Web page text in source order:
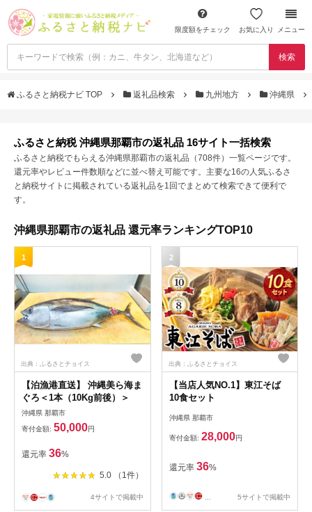
限度額をチェック お気に入り メニュー
検索
ふるさと納税ナビ TOP 返礼品検索 九州地方 沖縄県
ふるさと納税 沖縄県那覇市の返礼品 16サイト一括検索
ふるさと納税でもらえる沖縄県那覇市の返礼品（708件）一覧ページです。
還元率やレビュー件数順などに並べ替え可能です。主要な16の人気ふるさ
と納税サイトに掲載されている返礼品を1回でまとめて検索できて便利で
す。
沖縄県那覇市の返礼品 還元率ランキングTOP10
1
出典：ふるさとチョイス
【泊漁港直送】 沖縄美ら海ま
ぐろ＜1本（10Kg前後）＞
沖縄県 那覇市
寄付金額: 50,000円
還元率 36%
5.0 （1件）
4サイトで掲載中
2
出典：ふるさとチョイス
【当店人気NO.1】東江そば
10食セット
沖縄県 那覇市
寄付金額: 28,000円
還元率 36%
... 5サイトで掲載中